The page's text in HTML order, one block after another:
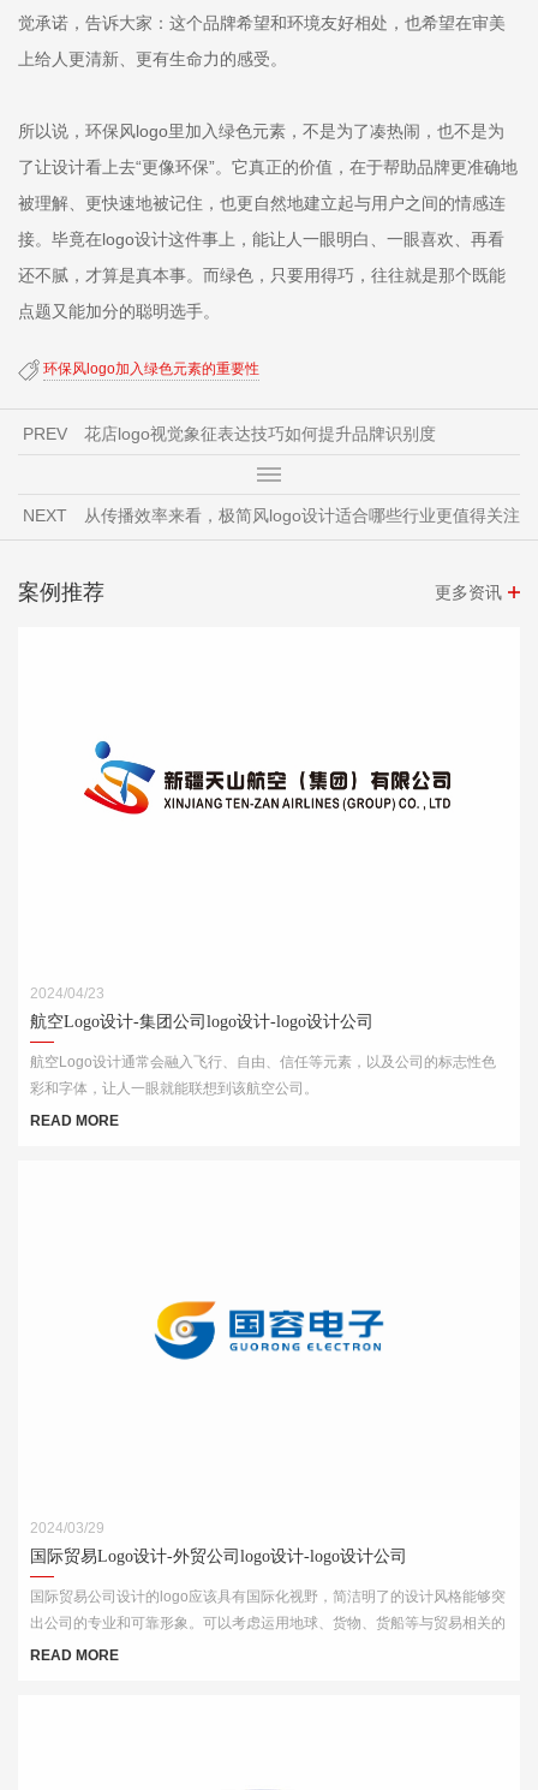
觉承诺，告诉大家：这个品牌希望和环境友好相处，也希望在审美
上给人更清新、更有生命力的感受。
所以说，环保风logo里加入绿色元素，不是为了凑热闹，也不是为
了让设计看上去“更像环保”。它真正的价值，在于帮助品牌更准确地
被理解、更快速地被记住，也更自然地建立起与用户之间的情感连
接。毕竟在logo设计这件事上，能让人一眼明白、一眼喜欢、再看
还不腻，才算是真本事。而绿色，只要用得巧，往往就是那个既能
点题又能加分的聪明选手。
环保风logo加入绿色元素的重要性
PREV 花店logo视觉象征表达技巧如何提升品牌识别度
NEXT 从传播效率来看，极简风logo设计适合哪些行业更值得关注
案例推荐 更多资讯
2024/04/23
航空Logo设计-集团公司logo设计-logo设计公司
航空Logo设计通常会融入飞行、自由、信任等元素，以及公司的标志性色
彩和字体，让人一眼就能联想到该航空公司。
READ MORE
2024/03/29
国际贸易Logo设计-外贸公司logo设计-logo设计公司
国际贸易公司设计的logo应该具有国际化视野，简洁明了的设计风格能够突
出公司的专业和可靠形象。可以考虑运用地球、货物、货船等与贸易相关的
元素，结合简洁的字体和线条，突出公司的国际化特点。
READ MORE